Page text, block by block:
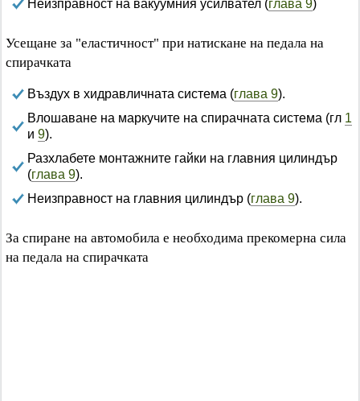
Неизправност на вакуумния усилвател (глава 9)
Усещане за "еластичност" при натискане на педала на
спирачката
Въздух в хидравличната система (глава 9).
Влошаване на маркучите на спирачната система (гл 1
и 9).
Разхлабете монтажните гайки на главния цилиндър
(глава 9).
Неизправност на главния цилиндър (глава 9).
За спиране на автомобила е необходима прекомерна сила
на педала на спирачката